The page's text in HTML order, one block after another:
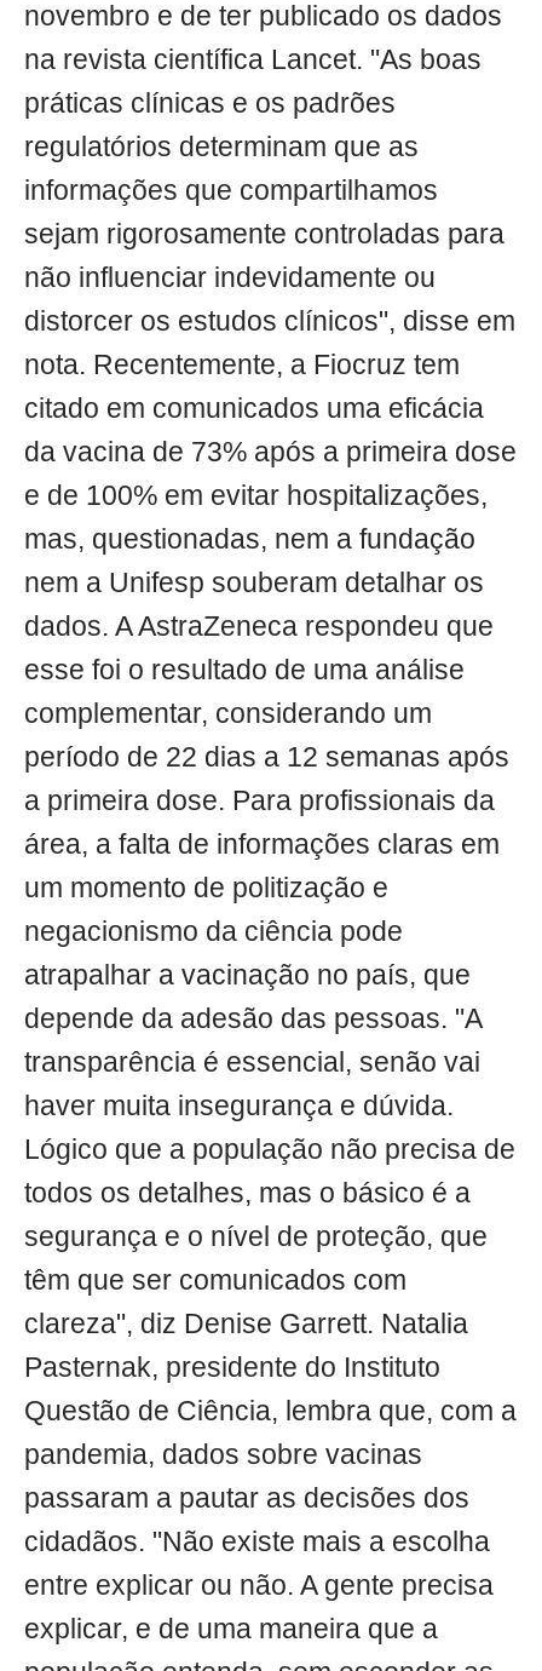
novembro e de ter publicado os dados
na revista científica Lancet. "As boas
práticas clínicas e os padrões
regulatórios determinam que as
informações que compartilhamos
sejam rigorosamente controladas para
não influenciar indevidamente ou
distorcer os estudos clínicos", disse em
nota. Recentemente, a Fiocruz tem
citado em comunicados uma eficácia
da vacina de 73% após a primeira dose
e de 100% em evitar hospitalizações,
mas, questionadas, nem a fundação
nem a Unifesp souberam detalhar os
dados. A AstraZeneca respondeu que
esse foi o resultado de uma análise
complementar, considerando um
período de 22 dias a 12 semanas após
a primeira dose. Para profissionais da
área, a falta de informações claras em
um momento de politização e
negacionismo da ciência pode
atrapalhar a vacinação no país, que
depende da adesão das pessoas. "A
transparência é essencial, senão vai
haver muita insegurança e dúvida.
Lógico que a população não precisa de
todos os detalhes, mas o básico é a
segurança e o nível de proteção, que
têm que ser comunicados com
clareza", diz Denise Garrett. Natalia
Pasternak, presidente do Instituto
Questão de Ciência, lembra que, com a
pandemia, dados sobre vacinas
passaram a pautar as decisões dos
cidadãos. "Não existe mais a escolha
entre explicar ou não. A gente precisa
explicar, e de uma maneira que a